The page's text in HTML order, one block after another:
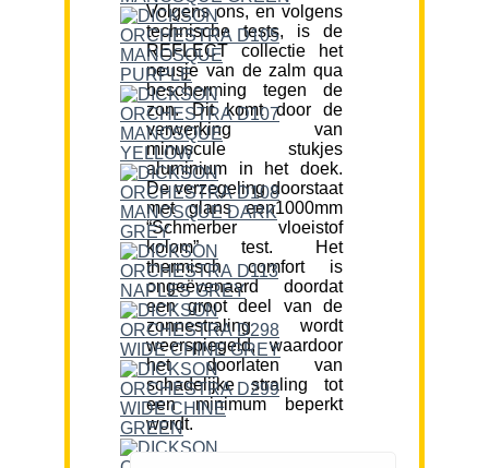
Volgens ons, en volgens
technische tests, is de
REFLECT collectie het
neusje van de zalm qua
bescherming tegen de
zon. Dit komt door de
verwerking van
minuscule stukjes
aluminium in het doek.
De verzegeling doorstaat
met glans een1000mm
“Schmerber vloeistof
kolom” test. Het
thermisch comfort is
ongeëvenaard doordat
een groot deel van de
zonnestraling wordt
weerspiegeld, waardoor
het doorlaten van
schadelijke straling tot
een minimum beperkt
wordt.